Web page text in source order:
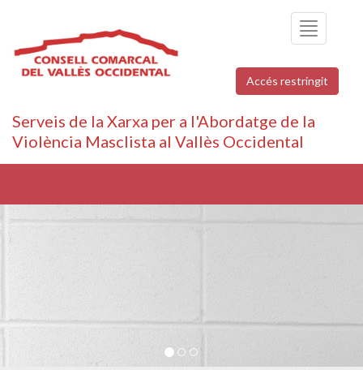
Toggle
navigation
Accés restringit
Serveis de la Xarxa per a l'Abordatge de la
Violència Masclista al Vallès Occidental